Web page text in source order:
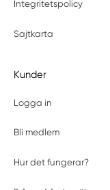
Integritetspolicy
Sajtkarta
Kunder
Logga in
Bli medlem
Hur det fungerar?